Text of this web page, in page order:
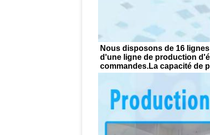
Nous disposons de 16
d'une ligne de production
commandes.La capacité de